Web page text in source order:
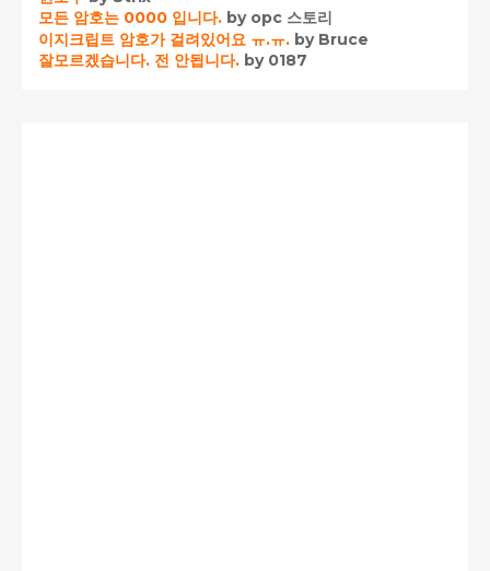
모든 암호는 0000 입니다. by opc 스토리
이지크립트 암호가 걸려있어요 ㅠ.ㅠ. by Bruce
잘모르겠습니다. 전 안됩니다. by 0187